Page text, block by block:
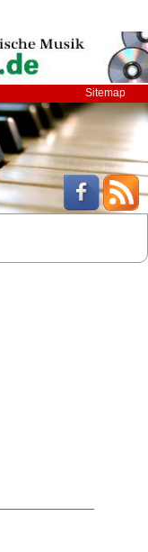
Sitemap